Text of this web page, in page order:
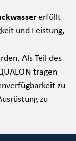
erfüllt
und Leistung,
Als Teil des
tragen
zu
zu